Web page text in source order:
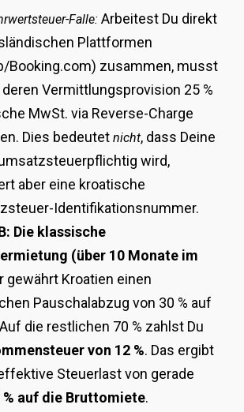
Falle:Arbeitest Du direkt
Plattformen
Booking.com) zusammen, musst
deren Vermittlungsprovision 25 %
MwSt. via Reverse-Charge
Dies bedeutet nicht, dass Deine
wird,
aber eine kroatische
Identifikationsnummer.
Die klassische
(über 10 Monate im
gewährt Kroatien einen
Pauschalabzug von 30 % auf
die restlichen 70 % zahlst Du
von 12 %. Das ergibt
Steuerlast von gerade
% auf die Bruttomiete.